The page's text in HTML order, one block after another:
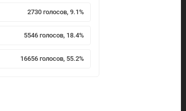
2730 голосов, 9.1%
5546 голосов, 18.4%
16656 голосов, 55.2%